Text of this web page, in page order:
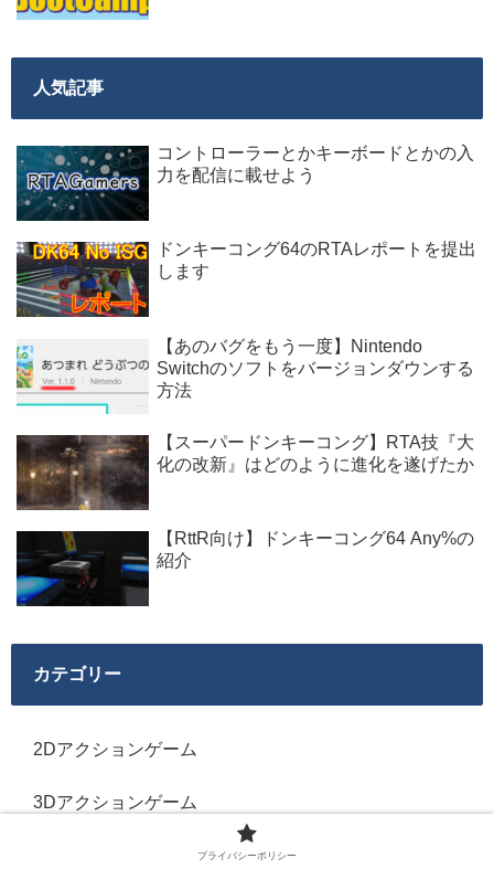
人気記事
コントローラーとかキーボードとかの入
力を配信に載せよう
ドンキーコング64のRTAレポートを提出
します
【あのバグをもう一度】Nintendo
Switchのソフトをバージョンダウンする
方法
【スーパードンキーコング】RTA技『大
化の改新』はどのように進化を遂げたか
【RttR向け】ドンキーコング64 Any%の
紹介
カテゴリー
2Dアクションゲーム
3Dアクションゲーム
プライバシーポリシー